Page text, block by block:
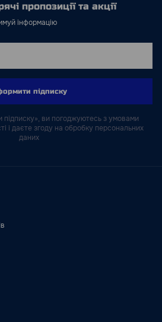
пропозиції та акції
інформацію
підписку
ви погоджуютесь з умовами
і даєте згоду на обробку персональних
даних